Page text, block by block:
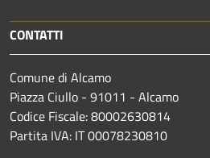
CONTATTI
Comune di Alcamo
Piazza Ciullo - 91011 - Alcamo
Codice Fiscale: 80002630814
Partita IVA: IT 00078230810